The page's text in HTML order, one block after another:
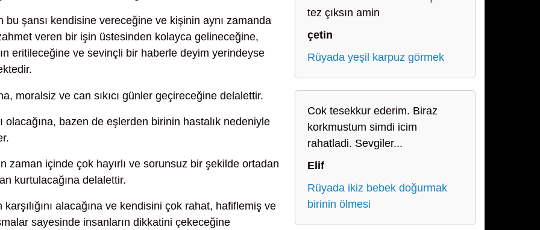
bu şansı kendisine vereceğine ve kişinin aynı zamanda
veren bir işin üstesinden kolayca gelineceğine,
eritileceğine ve sevinçli bir haberle deyim yerindeyse
moralsiz ve can sıkıcı günler geçireceğine delalettir.
olacağına, bazen de eşlerden birinin hastalık nedeniyle
zaman içinde çok hayırlı ve sorunsuz bir şekilde ortadan
kurtulacağına delalettir.
karşılığını alacağına ve kendisini çok rahat, hafiflemiş ve
sayesinde insanların dikkatini çekeceğine
tez çıksın amin
çetin
Rüyada yeşil karpuz görmek
Cok tesekkur ederim. Biraz
korkmustum simdi icim
rahatladi. Sevgiler...
Elif
Rüyada ikiz bebek doğurmak
birinin ölmesi